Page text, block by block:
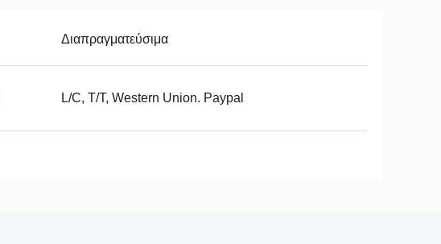
Διαπραγματεύσιμα
L/C, T/T, Western Union. Paypal